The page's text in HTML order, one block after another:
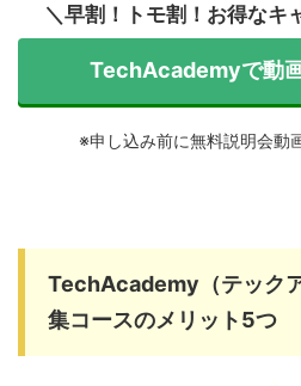
＼早割！トモ割！お得なキ
TechAcademyで動
※申し込み前に無料説明会動
TechAcademy（テック
集コースのメリット5つ